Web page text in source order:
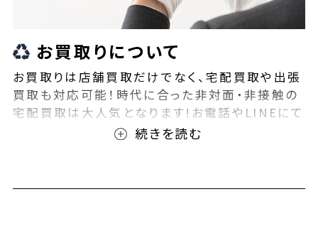
お買取りについて
お買取りは店舗買取だけでなく、宅配買取や出張
買取も対応可能！時代に合った非対面・非接触の
宅配買取は大人気となります!お電話やLINEにて
事前査定が可能となっております！また無料の宅